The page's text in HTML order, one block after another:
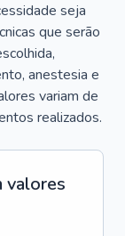
seja
que serão
anestesia e
variam de
realizados.
valores